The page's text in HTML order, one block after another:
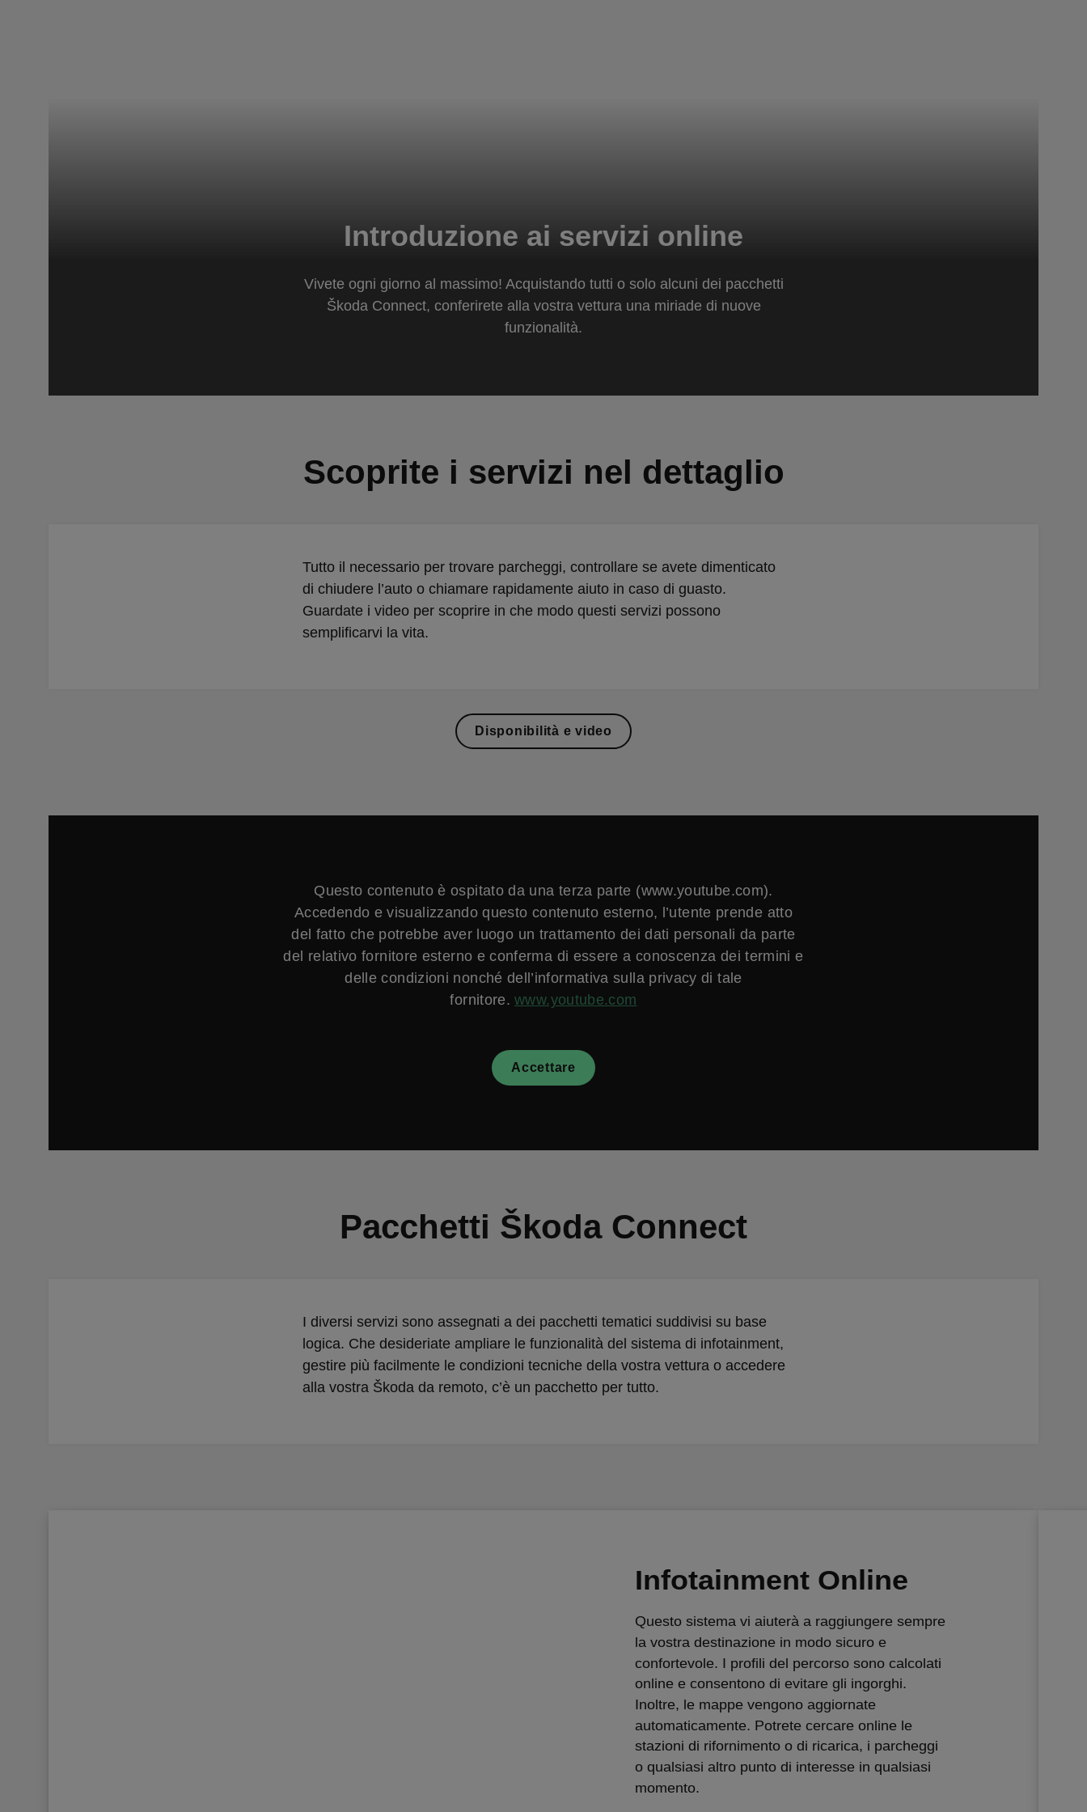
Introduzione ai servizi online
Vivete ogni giorno al massimo! Acquistando tutti o solo alcuni dei pacchetti
Škoda Connect, conferirete alla vostra vettura una miriade di nuove
funzionalità.
Scoprite i servizi nel dettaglio
Tutto il necessario per trovare parcheggi, controllare se avete dimenticato
di chiudere l’auto o chiamare rapidamente aiuto in caso di guasto.
Guardate i video per scoprire in che modo questi servizi possono
semplificarvi la vita.
Disponibilità e video
Questo contenuto è ospitato da una terza parte (www.youtube.com).
Accedendo e visualizzando questo contenuto esterno, l’utente prende atto
del fatto che potrebbe aver luogo un trattamento dei dati personali da parte
del relativo fornitore esterno e conferma di essere a conoscenza dei termini e
delle condizioni nonché dell’informativa sulla privacy di tale
fornitore. www.youtube.com
Accettare
Pacchetti Škoda Connect
I diversi servizi sono assegnati a dei pacchetti tematici suddivisi su base
logica. Che desideriate ampliare le funzionalità del sistema di infotainment,
gestire più facilmente le condizioni tecniche della vostra vettura o accedere
alla vostra Škoda da remoto, c’è un pacchetto per tutto.
Infotainment Online
Questo sistema vi aiuterà a raggiungere sempre
la vostra destinazione in modo sicuro e
confortevole. I profili del percorso sono calcolati
online e consentono di evitare gli ingorghi.
Inoltre, le mappe vengono aggiornate
automaticamente. Potrete cercare online le
stazioni di rifornimento o di ricarica, i parcheggi
o qualsiasi altro punto di interesse in qualsiasi
momento.